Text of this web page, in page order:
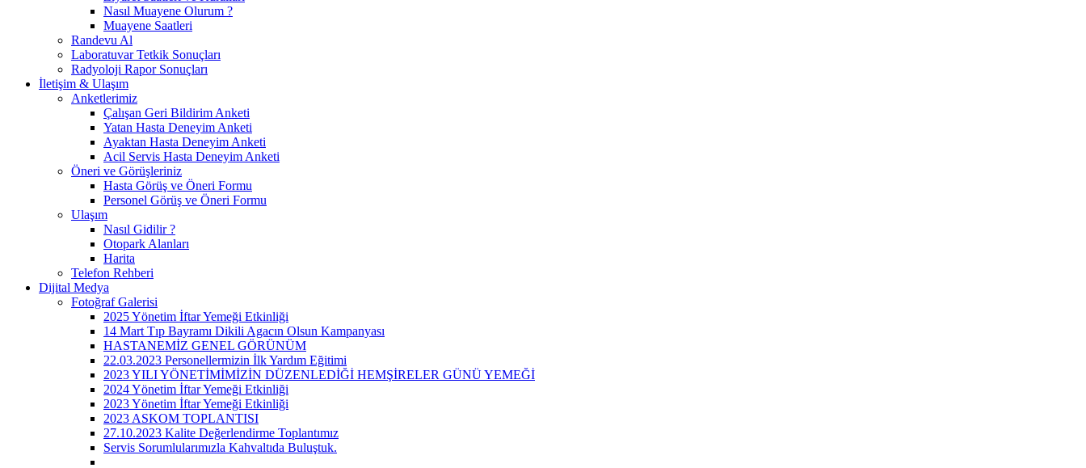
Nasıl Muayene Olurum ?
Muayene Saatleri
Randevu Al
Laboratuvar Tetkik Sonuçları
Radyoloji Rapor Sonuçları
İletişim & Ulaşım
Anketlerimiz
Çalışan Geri Bildirim Anketi
Yatan Hasta Deneyim Anketi
Ayaktan Hasta Deneyim Anketi
Acil Servis Hasta Deneyim Anketi
Öneri ve Görüşleriniz
Hasta Görüş ve Öneri Formu
Personel Görüş ve Öneri Formu
Ulaşım
Nasıl Gidilir ?
Otopark Alanları
Harita
Telefon Rehberi
Dijital Medya
Fotoğraf Galerisi
2025 Yönetim İftar Yemeği Etkinliği
14 Mart Tıp Bayramı Dikili Agacın Olsun Kampanyası
HASTANEMİZ GENEL GÖRÜNÜM
22.03.2023 Personellermizin İlk Yardım Eğitimi
2023 YILI YÖNETİMİMİZİN DÜZENLEDİĞİ HEMŞİRELER GÜNÜ YEMEĞİ
2024 Yönetim İftar Yemeği Etkinliği
2023 Yönetim İftar Yemeği Etkinliği
2023 ASKOM TOPLANTISI
27.10.2023 Kalite Değerlendirme Toplantımız
Servis Sorumlularımızla Kahvaltıda Buluştuk.